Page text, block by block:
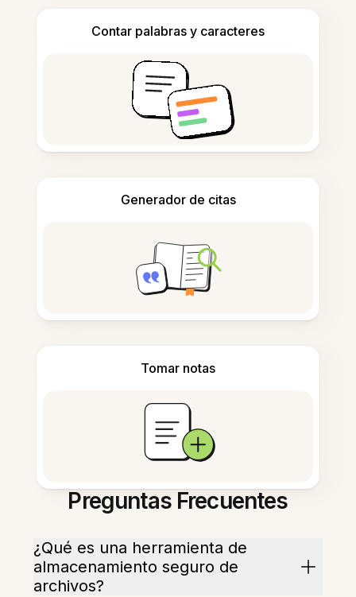
Contar palabras y caracteres
Generador de citas
Tomar notas
Preguntas Frecuentes
¿Qué es una herramienta de
almacenamiento seguro de
archivos?